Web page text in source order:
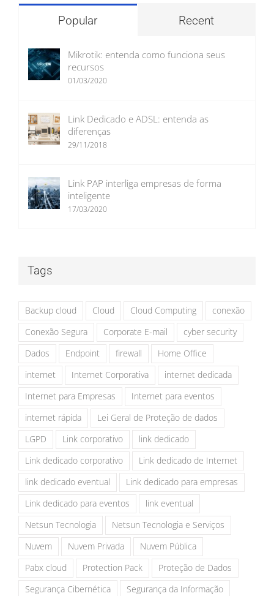
Popular Recent
Mikrotik: entenda como funciona seus
recursos
01/03/2020
Link Dedicado e ADSL: entenda as
diferenças
29/11/2018
Link PAP interliga empresas de forma
inteligente
17/03/2020
Tags
Backup cloud Cloud Cloud Computing
conexão
Conexão Segura
Corporate E-mail
cyber security
Dados
Endpoint firewall
Home Office
internet
Internet Corporativa
internet dedicada
Internet para Empresas
Internet para eventos
internet rápida
Lei Geral de Proteção de dados
LGPD
Link corporativo
link dedicado
Link dedicado corporativo
Link dedicado de Internet
link dedicado eventual
Link dedicado para empresas
Link dedicado para eventos
link eventual
Netsun Tecnologia
Netsun Tecnologia e Serviços
Nuvem
Nuvem Privada
Nuvem Pública
Pabx cloud
Protection Pack
Proteção de Dados
Segurança Cibernética
Segurança da Informação